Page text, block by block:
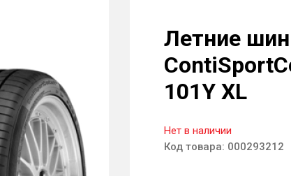
Летние
101Y XL
Нет в наличии
Код товара: 000293212